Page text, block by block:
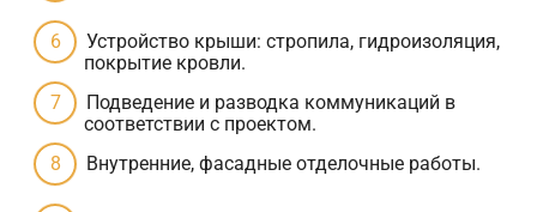
Устройство крыши: стропила, гидроизоляция,
покрытие кровли.
Подведение и разводка коммуникаций в
соответствии с проектом.
Внутренние, фасадные отделочные работы.